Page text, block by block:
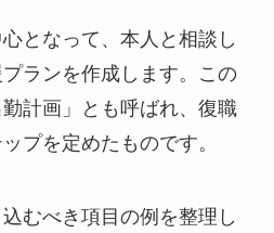
します。それぞれの立場
を分担することで、多角
トが可能になります。こ
復職支援プランの策定か